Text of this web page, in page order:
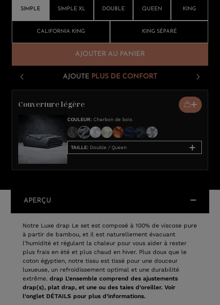
SIMPLE SIMPLE XL DOUBLE QUEEN KING
CALIFORNIA KING KING SÉPARÉ
AJOUTER AU PANIER
AJOUTE PLUS DE CONFORT
Couverture légère
COULEUR: Charbon de bois
TAILLE: Double / Queen
APERÇU
Notre Luxe drap Le set est composé à 100% de viscose pure
à partir de bambou, et il est naturellement évacuant
l’humidité et régulant la chaleur pour vous aider à rester
plus frais en été et plus chaud en hiver. Plus doux que le
coton égyptien, notre tissu est tissé pour une douceur
luxueuse, un refroidissement optimal et une durabilité
extrême. drap L’ensemble comprend des ajustements
drap(s), plat drap, et une ou des taies d’oreiller. Voir
l’onglet DÉTAILS pour plus d’informations.